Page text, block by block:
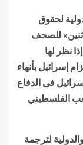
لحقوق
للصحف
نظر لها
إسرائيل بأنهاء
فى الدفاع
الفلسطيني
لترجمة